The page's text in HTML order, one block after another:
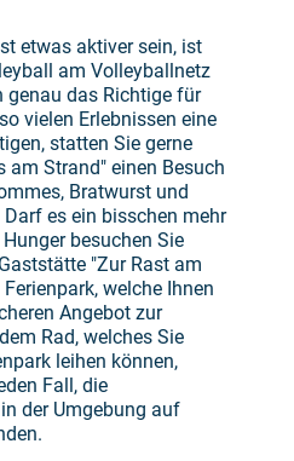
etwas aktiver sein, ist
am Volleyballnetz
genau das Richtige für
vielen Erlebnissen eine
statten Sie gerne
am Strand" einen Besuch
Bratwurst und
es ein bisschen mehr
besuchen Sie
"Zur Rast am
welche Ihnen
Angebot zur
Rad, welches Sie
leihen können,
Fall, die
der Umgebung auf